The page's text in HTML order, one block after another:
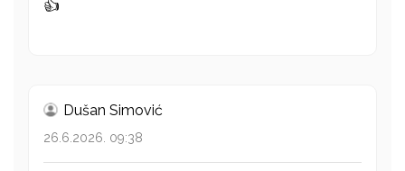
👍
Dušan Simović
26.6.2026. 09:38